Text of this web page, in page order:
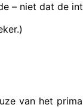
– niet dat de
van het